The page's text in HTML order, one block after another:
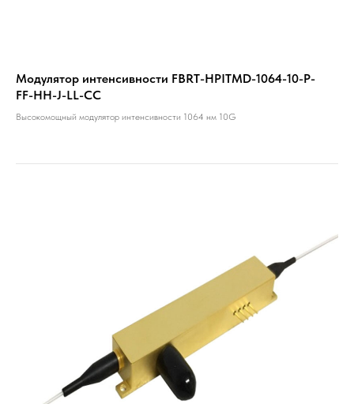
Модулятор интенсивности FBRT-HPITMD-1064-10-P-
FF-HH-J-LL-CC
Высокомощный модулятор интенсивности 1064 нм 10G